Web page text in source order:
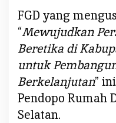
FGD yang
“Mewujudkan
Beretika di
untuk
Berkelanjutan”
Pendopo Rumah
Selatan.